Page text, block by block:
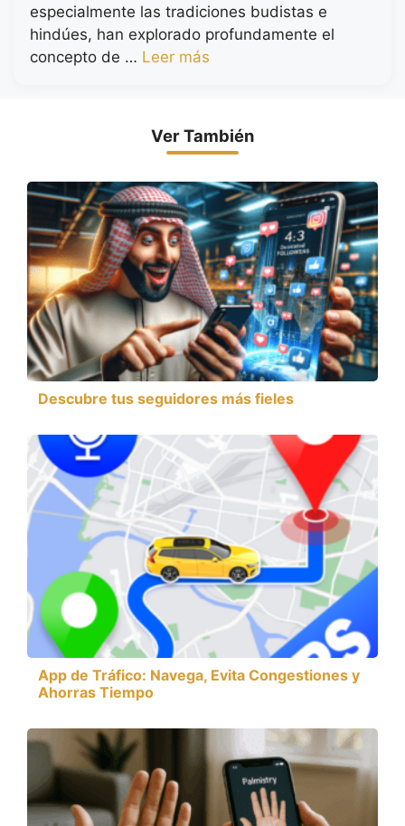
especialmente las tradiciones budistas e
hindúes, han explorado profundamente el
concepto de … Leer más
Ver También
Descubre tus seguidores más fieles
App de Tráfico: Navega, Evita Congestiones y
Ahorras Tiempo